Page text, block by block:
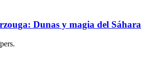
Dunas y magia del Sáhara